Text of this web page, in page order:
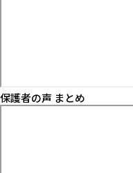
保護者の声 まとめ